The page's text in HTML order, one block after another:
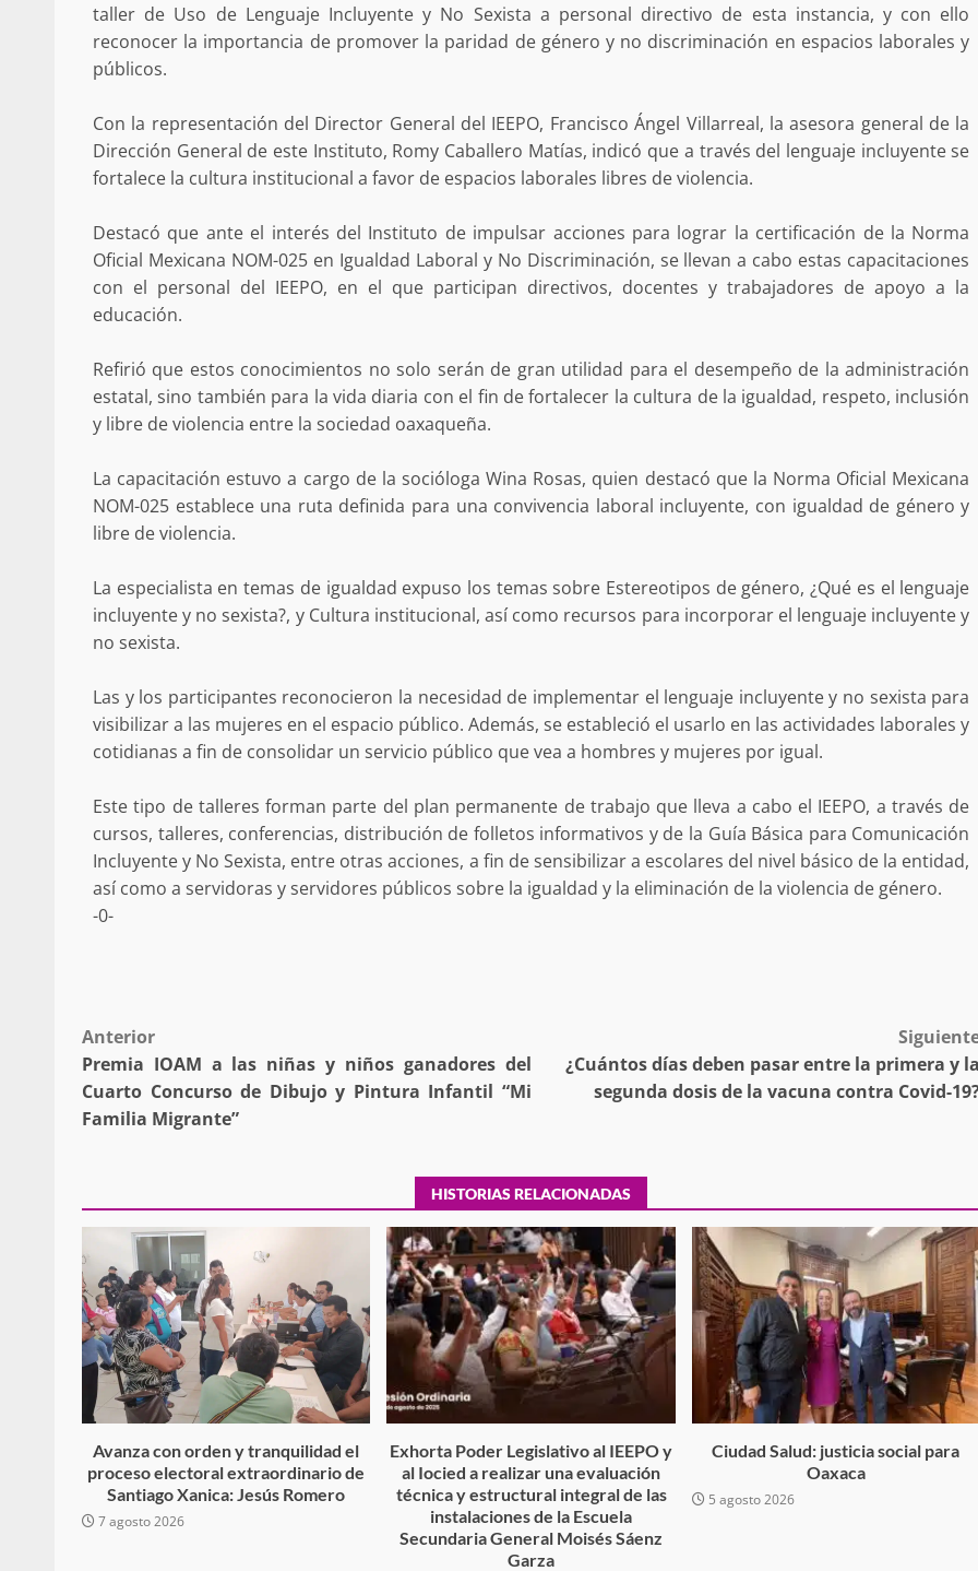
taller de Uso de Lenguaje Incluyente y No Sexista a personal directivo de esta instancia, y con ello
reconocer la importancia de promover la paridad de género y no discriminación en espacios laborales y
públicos.
Con la representación del Director General del IEEPO, Francisco Ángel Villarreal, la asesora general de la
Dirección General de este Instituto, Romy Caballero Matías, indicó que a través del lenguaje incluyente se
fortalece la cultura institucional a favor de espacios laborales libres de violencia.
Destacó que ante el interés del Instituto de impulsar acciones para lograr la certificación de la Norma
Oficial Mexicana NOM-025 en Igualdad Laboral y No Discriminación, se llevan a cabo estas capacitaciones
con el personal del IEEPO, en el que participan directivos, docentes y trabajadores de apoyo a la
educación.
Refirió que estos conocimientos no solo serán de gran utilidad para el desempeño de la administración
estatal, sino también para la vida diaria con el fin de fortalecer la cultura de la igualdad, respeto, inclusión
y libre de violencia entre la sociedad oaxaqueña.
La capacitación estuvo a cargo de la socióloga Wina Rosas, quien destacó que la Norma Oficial Mexicana
NOM-025 establece una ruta definida para una convivencia laboral incluyente, con igualdad de género y
libre de violencia.
La especialista en temas de igualdad expuso los temas sobre Estereotipos de género, ¿Qué es el lenguaje
incluyente y no sexista?, y Cultura institucional, así como recursos para incorporar el lenguaje incluyente y
no sexista.
Las y los participantes reconocieron la necesidad de implementar el lenguaje incluyente y no sexista para
visibilizar a las mujeres en el espacio público. Además, se estableció el usarlo en las actividades laborales y
cotidianas a fin de consolidar un servicio público que vea a hombres y mujeres por igual.
Este tipo de talleres forman parte del plan permanente de trabajo que lleva a cabo el IEEPO, a través de
cursos, talleres, conferencias, distribución de folletos informativos y de la Guía Básica para Comunicación
Incluyente y No Sexista, entre otras acciones, a fin de sensibilizar a escolares del nivel básico de la entidad,
así como a servidoras y servidores públicos sobre la igualdad y la eliminación de la violencia de género.
-0-
Post
navigation
Anterior
Premia IOAM a las niñas y niños ganadores del
Cuarto Concurso de Dibujo y Pintura Infantil “Mi
Familia Migrante”
¿Cuántos días deben pasar entre la primera y la
segunda dosis de la vacuna contra Covid-
HISTORIAS RELACIONADAS
Avanza con orden y tranquilidad el
proceso electoral extraordinario de
Santiago Xanica: Jesús Romero
7 agosto 2026
Exhorta Poder Legislativo al IEEPO y
al Iocied a realizar una evaluación
técnica y estructural integral de las
instalaciones de la Escuela
Secundaria General Moisés Sáenz
Garza
Ciudad Salud: justicia social para
Oaxaca
5 agosto 2026
Poder Legislativo otorga medalla “Juana
Catalina Egaña” a cinco mujeres oaxaqueñas
10 marzo 2026
Avanza con orden y tranquilidad el proceso
electoral extraordinario de Santiago Xanica:
7 agosto 2026
Se normaliza la circulación vehicular a la
altura del puente Templadera, San Pedro
¡Histórico! Bukele elimina el presupuesto a
presencia institucional en San Juan
Mazatlán
admin 20 julio 2026
proceso electoral extraordinario de
Santiago Xanica: Jesús Romero
admin 7 agosto 2026
Despliega Gabinete de Seguridad
operativos aéreos en la Sierra Sur
17 septiembre 2025
Detienen a Ernesto Ruffo en Baja
California; FGR lo investiga por
SE BUSCA A RECIÉN NACIDA.
17 octubre 2024
Ejecuta orden de aprehensión por
delito de pederastia cometido en la
región del Istmo de Tehuantepec
22 junio 2026